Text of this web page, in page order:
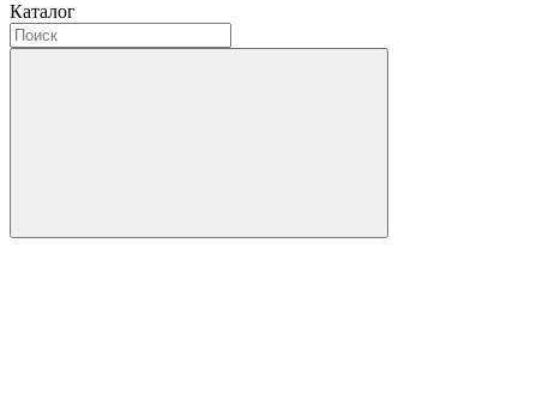
Каталог